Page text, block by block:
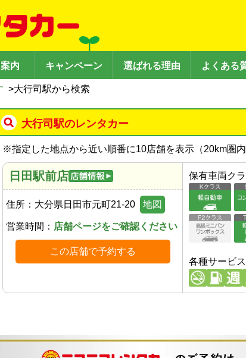
内 キャンペーン 選ばれる理由 よくある
>大行司駅から検索
大行司駅のレンタカー
※指定した地点から近い順番に10店舗を表示（20km圏
日田駅前店
住所： 大分県日田市元町21-20 地図
営業時間： 店舗ページをご確認ください
この店舗で予約する
保有車両ク
各種サービス